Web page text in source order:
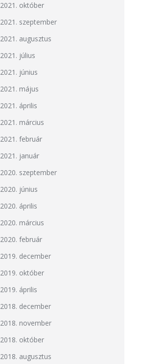
2021. október
2021. szeptember
2021. augusztus
2021. július
2021. június
2021. május
2021. április
2021. március
2021. február
2021. január
2020. szeptember
2020. június
2020. április
2020. március
2020. február
2019. december
2019. október
2019. április
2018. december
2018. november
2018. október
2018. augusztus